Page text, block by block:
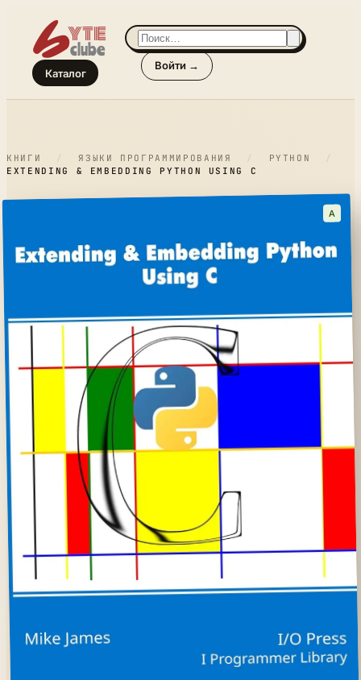
Каталог
Войти →
КНИГИ / ЯЗЫКИ ПРОГРАММИРОВАНИЯ / PYTHON
/
EXTENDING & EMBEDDING PYTHON USING C
A